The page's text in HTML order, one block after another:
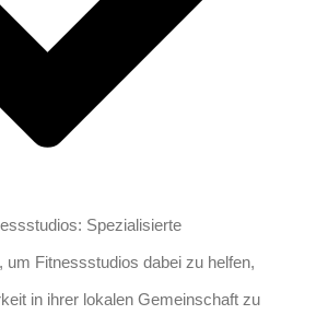
Spezialisierte
um Fitnessstudios dabei zu helfen,
in ihrer lokalen Gemeinschaft zu